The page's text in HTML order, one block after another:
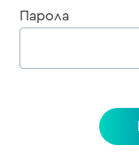
Парола